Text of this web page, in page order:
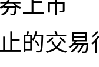
的交易